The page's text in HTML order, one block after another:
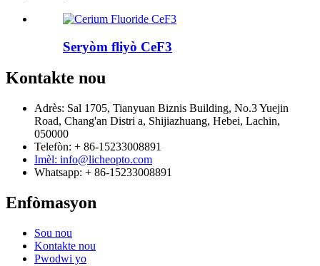
Seryòm fliyò CeF3
Kontakte nou
Adrès: Sal 1705, Tianyuan Biznis Building, No.3 Yuejin
Road, Chang'an Distri a, Shijiazhuang, Hebei, Lachin,
050000
Telefòn: + 86-15233008891
Imèl: info@licheopto.com
Whatsapp: + 86-15233008891
Enfòmasyon
Sou nou
Kontakte nou
Pwodwi yo